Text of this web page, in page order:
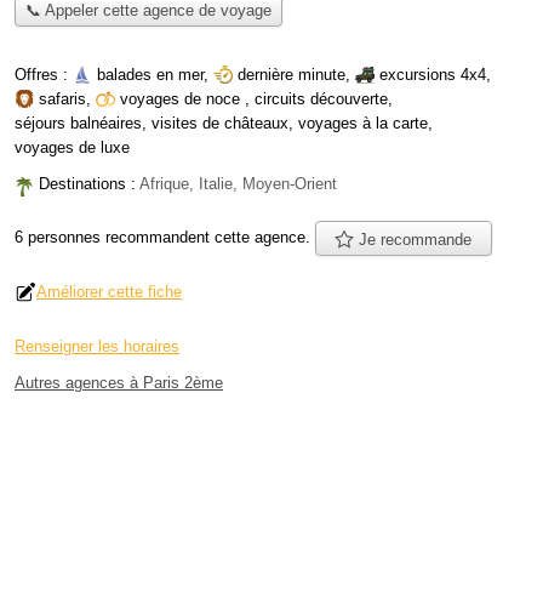
📞 Appeler cette agence de voyage
Offres : balades en mer, dernière minute, excursions 4x4,
safaris, voyages de noce , circuits découverte,
séjours balnéaires, visites de châteaux, voyages à la carte,
voyages de luxe
Destinations : Afrique, Italie, Moyen-Orient
6 personnes recommandent cette agence. Je recommande
Améliorer cette fiche
Renseigner les horaires
Autres agences à Paris 2ème